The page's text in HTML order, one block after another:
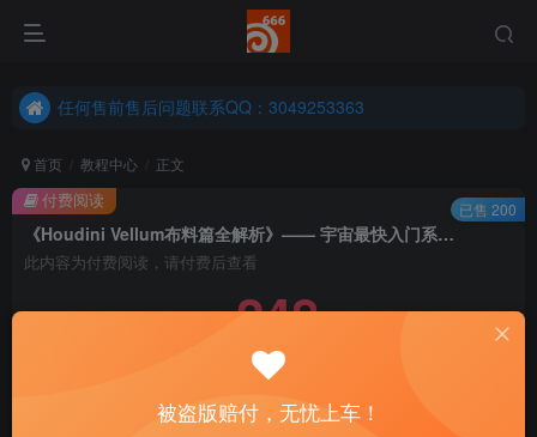
任何售前售后问题联系QQ：3049253363
任何售前售后问题联系QQ：3049253363
首页 教程中心 正文
《Houdini Vellum布料篇全解析》—— 宇宙最快入门系列⑤
此内容为付费阅读，请付费后查看
248
立即购买
付费阅读 已售 200
被盗版赔付，无忧上车！